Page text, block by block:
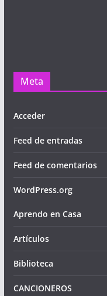
Meta
Acceder
Feed de entradas
Feed de comentarios
WordPress.org
Aprendo en Casa
Artículos
Biblioteca
CANCIONEROS